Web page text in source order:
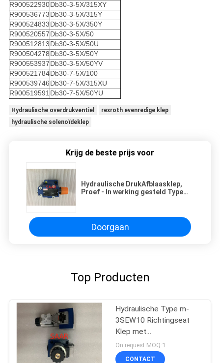
R900522930Db30-3-5X/315XY
R900536773Db30-3-5X/315Y
R900524833Db30-3-5X/350Y
R900520557Db30-3-5X/50
R900512813Db30-3-5X/50U
R900504278Db30-3-5X/50Y
R900553937Db30-3-5X/50YV
R900521784Db30-7-5X/100
R900539746Db30-7-5X/315XU
R900519591Db30-7-5X/50YU
Hydraulische overdrukventiel
rexroth evenredige klep
hydraulische solenoïdeklep
Krijg de beste prijs voor
Hydraulische DrukAfblaasklep,
Proef - In werking gesteld Type
Doorgaan
Top Producten
Hydraulische Type m-
3SEW10 Richtingseat
Klep met
Solenoïdeaandrijving
On request MOQ:1
CONTACT